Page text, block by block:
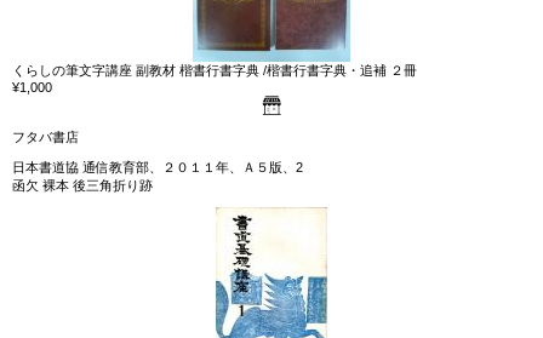
くらしの筆文字講座 副教材 楷書行書字典 /楷書行書字典・追補 ２冊
¥1,000
フタバ書店
日本書道協 通信教育部、２０１１年、Ａ５版、2
函欠 裸本 後三角折り跡